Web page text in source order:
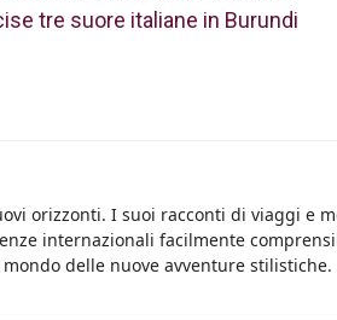
tre suore italiane in Burundi
orizzonti. I suoi racconti di viaggi e
internazionali facilmente
delle nuove avventure stilistiche.